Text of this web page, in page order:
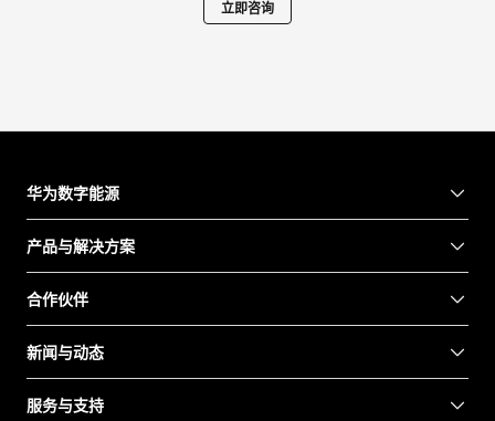
立即咨询
华为数字能源
产品与解决方案
合作伙伴
新闻与动态
服务与支持